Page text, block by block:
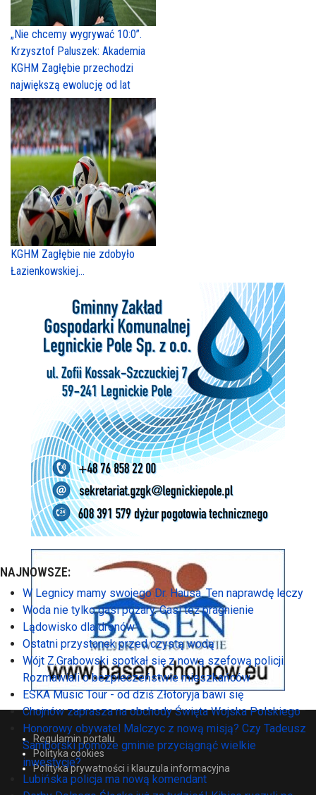
„Nie chcemy wygrywać 10:0”.
Krzysztof Paluszek: Akademia
KGHM Zagłębie przechodzi
największą ewolucję od lat
KGHM Zagłębie nie zdobyło
Łazienkowskiej...
Regulamin portalu
Polityka cookies
Polityka prywatności i klauzula informacyjna
NAJNOWSZE:
W Legnicy mamy swojego Dr. Hausa. Ten naprawdę leczy
Woda nie tylko gasi pożary. Gasi też pragnienie
Lądowisko dla dronów
Ostatni przystanek przed czystą wodą
Wójt Z.Grabowski spotkał się z nową szefową policji.
Rozmawiali o bezpieczeństwie mieszkańców
ESKA Music Tour - od dziś Złotoryja bawi się
Chojnów zaprasza na obchody Święta Wojska Polskiego
Honorowy obywatel Malczyc z nową misją? Czy Tadeusz
Samborski pomoże gminie przyciągnąć wielkie
inwestycje?
Lubińska policja ma nową komendant